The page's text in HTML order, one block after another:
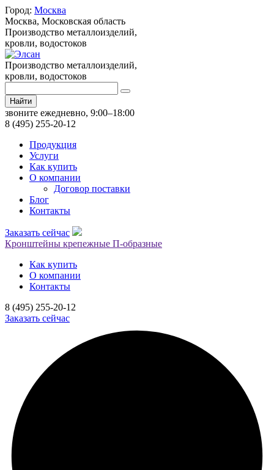
Город: Москва
Москва, Московская область
Производство металлоизделий,
кровли, водостоков
Производство металлоизделий,
кровли, водостоков
Найти
звоните ежедневно, 9:00–18:00
8 (495) 255-20-12
Продукция
Услуги
Как купить
О компании
Договор поставки
Блог
Контакты
Заказать сейчас
Кронштейны крепежные П-образные
Как купить
О компании
Контакты
8 (495) 255-20-12
Заказать сейчас